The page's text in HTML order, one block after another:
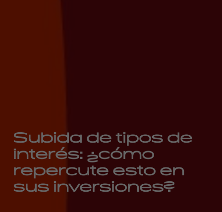
Subida de tipos de
interés: ¿cómo
repercute esto en
sus inversiones?